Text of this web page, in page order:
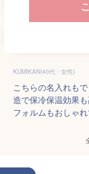
KUMIKAN(40代・女性)
こちらの名入れも
造で保冷保温効果
フォルムもおしゃ